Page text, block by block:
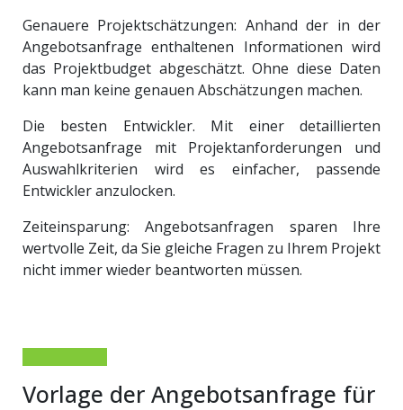
Genauere Projektschätzungen: Anhand der in der
Angebotsanfrage enthaltenen Informationen wird
das Projektbudget abgeschätzt. Ohne diese Daten
kann man keine genauen Abschätzungen machen.
Die besten Entwickler. Mit einer detaillierten
Angebotsanfrage mit Projektanforderungen und
Auswahlkriterien wird es einfacher, passende
Entwickler anzulocken.
Zeiteinsparung: Angebotsanfragen sparen Ihre
wertvolle Zeit, da Sie gleiche Fragen zu Ihrem Projekt
nicht immer wieder beantworten müssen.
Vorlage der Angebotsanfrage für